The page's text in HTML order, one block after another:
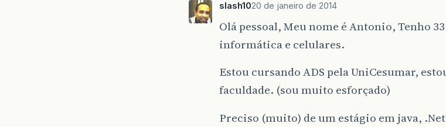
slash1020 de janeiro de 2014
Olá pessoal, Meu nome é Antonio, Tenho
informática e celulares.
Estou cursando ADS pela UniCesumar,
faculdade. (sou muito esforçado)
Preciso (muito) de um estágio em java,